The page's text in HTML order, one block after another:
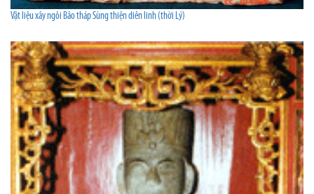
Vật liệu xây ngôi Bảo tháp Sùng thiện diên linh (thời Lý)